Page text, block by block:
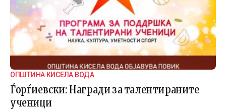
ОПШТИНА КИСЕЛА ВОДА
Ѓорѓиевски: Награди за талентираните
ученици